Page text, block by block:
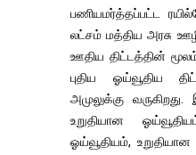
பணியமர்த்தப்பட்ட
லட்சம் மத்திய அரசு
ஊதிய திட்டத்தின்
புதிய ஓய்வூதிய
அமுலுக்கு
உறுதியான
ஓய்வூதியம்,